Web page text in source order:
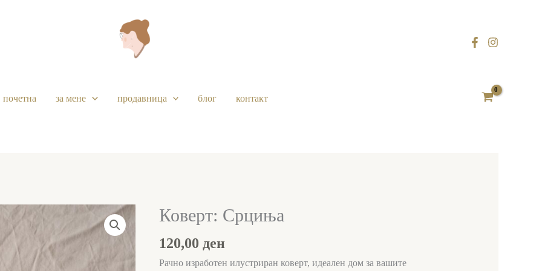
почетна за мене продавница блог контакт
Коверт: Срциња
120,00ден
Рачно изработен илустриран коверт, идеален дом за вашите
Коверт:
количина